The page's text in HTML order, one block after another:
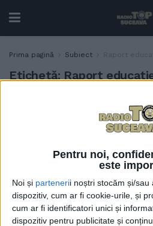
Pentru noi,
este
Noi și partenerii noștri stocăm și/sau
dispozitiv, cum ar fi cookie-urile, și
cum ar fi identificatori unici și
dispozitiv pentru publicitate și
Prima pagină Subiect Raport
Etichetă: Raport
raport
Traian
legate
10 MAI,